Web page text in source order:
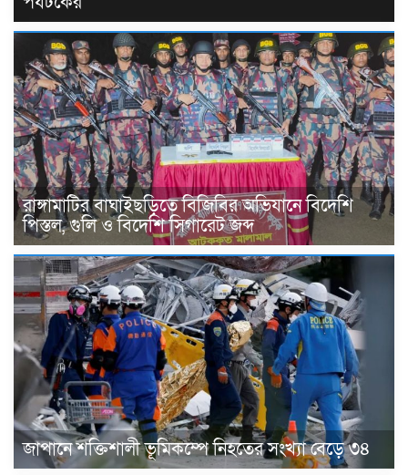
রাঙ্গামাটির বাঘাইছড়িতে বিজিবির অভিযানে বিদেশি
পিস্তল, গুলি ও বিদেশি সিগারেট জব্দ
জাপানে শক্তিশালী ভূমিকম্পে নিহতের সংখ্যা বেড়ে ৩৪